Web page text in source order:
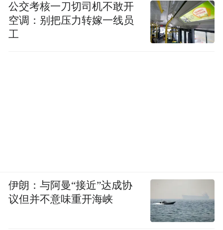
公交考核一刀切司机不敢开
空调：别把压力转嫁一线员
工
伊朗：与阿曼“接近”达成协
议但并不意味重开海峡